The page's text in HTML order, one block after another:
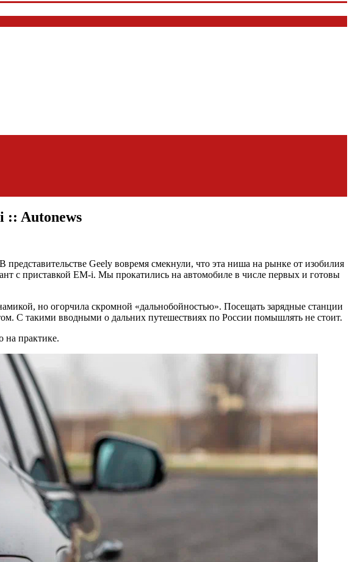
:: Autonews
Geely вовремя смекнули, что эта ниша на рынке от изобилия
с приставкой EM-i. Мы прокатились на автомобиле в числе первых и готовы
но огорчила скромной «дальнобойностью». Посещать зарядные станции
С такими вводными о дальних путешествиях по России помышлять не стоит.
на практике.